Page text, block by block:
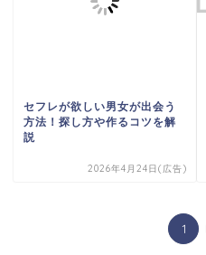
セフレが欲しい男女が出会う
方法！探し方や作るコツを解
説
2026年4月24日(広告)
1